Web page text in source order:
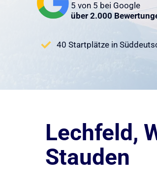
5 von 5 bei Google
über 2.000
40 Startplätze in
Lechfeld,
Stauden